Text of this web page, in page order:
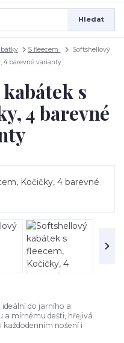
Hledat
S fleecem
Softshellový
4 barevné varianty
s
4 barevné
ideální do jarního a
a mírnému dešti, hřejivá
nošení i